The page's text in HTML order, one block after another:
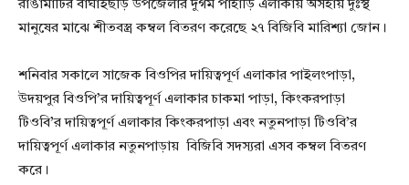
রাঙামাটির বাঘাইছড়ি উপজেলার দুর্গম পাহাড়ি এলাকায় অসহায় দুঃস্থ
মানুষের মাঝে শীতবস্ত্র কম্বল বিতরণ করেছে ২৭ বিজিবি মারিশ্যা জোন।
শনিবার সকালে সাজেক বিওপির দায়িত্বপূর্ণ এলাকার পাইলংপাড়া,
উদয়পুর বিওপি’র দায়িত্বপূর্ণ এলাকার চাকমা পাড়া, কিংকরপাড়া
টিওবি’র দায়িত্বপূর্ণ এলাকার কিংকরপাড়া এবং নতুনপাড়া টিওবি’র
দায়িত্বপূর্ণ এলাকার নতুনপাড়ায় বিজিবি সদস্যরা এসব কম্বল বিতরণ
করে।